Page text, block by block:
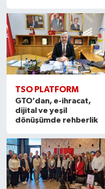
TSO PLATFORM
GTO’dan, e-ihracat,
dijital ve yeşil
dönüşümde rehberlik